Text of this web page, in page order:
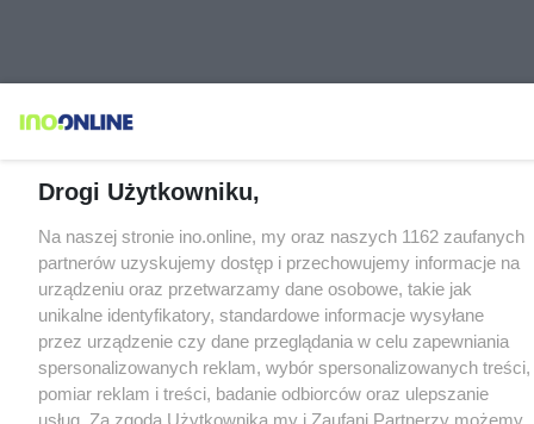
Drogi Użytkowniku,
Na naszej stronie ino.online, my oraz naszych 1162 zaufanych
partnerów uzyskujemy dostęp i przechowujemy informacje na
urządzeniu oraz przetwarzamy dane osobowe, takie jak
unikalne identyfikatory, standardowe informacje wysyłane
przez urządzenie czy dane przeglądania w celu zapewniania
spersonalizowanych reklam, wybór spersonalizowanych treści,
pomiar reklam i treści, badanie odbiorców oraz ulepszanie
usług. Za zgodą Użytkownika my i Zaufani Partnerzy możemy